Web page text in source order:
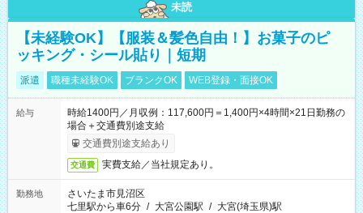
未読
【未経験OK】【服装＆髪色自由！】お菓子のピ
ッキング・シール貼り｜短期
派遣 職種未経験OK ブランクOK WEB登録・面接OK
給与
時給1400円／月収例：117,600円＝1,400円×4時間×21日勤務の
場合＋交通費別途支給
交通費別途支給あり
交通費 実費支給／当社規定あり。
勤務地
さいたま市見沼区
七里駅から車6分 / 大宮公園駅 / 大宮(埼玉県)駅